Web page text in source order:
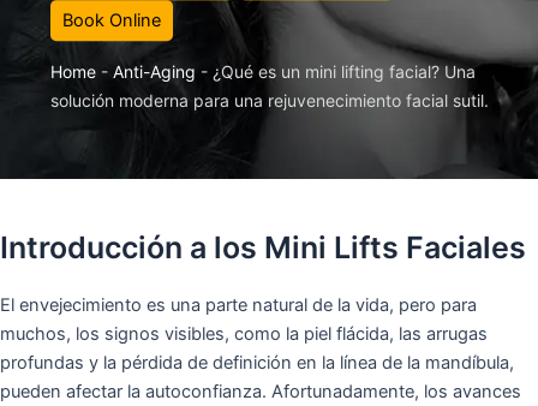
Book Online
Home -Anti-Aging - ¿Qué es un mini lifting facial? Una
solución moderna para una rejuvenecimiento facial sutil.
Introducción a los Mini Lifts Faciales
El envejecimiento es una parte natural de la vida, pero para
muchos, los signos visibles, como la piel flácida, las arrugas
profundas y la pérdida de definición en la línea de la mandíbula,
pueden afectar la autoconfianza. Afortunadamente, los avances